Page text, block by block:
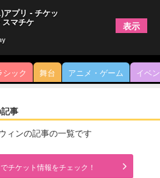
シック 舞台 アニメ・ゲーム イベ
事
ィンの記事の一覧です
チケット情報をチェック！
アプリ - チケッ
スマチケ 表示